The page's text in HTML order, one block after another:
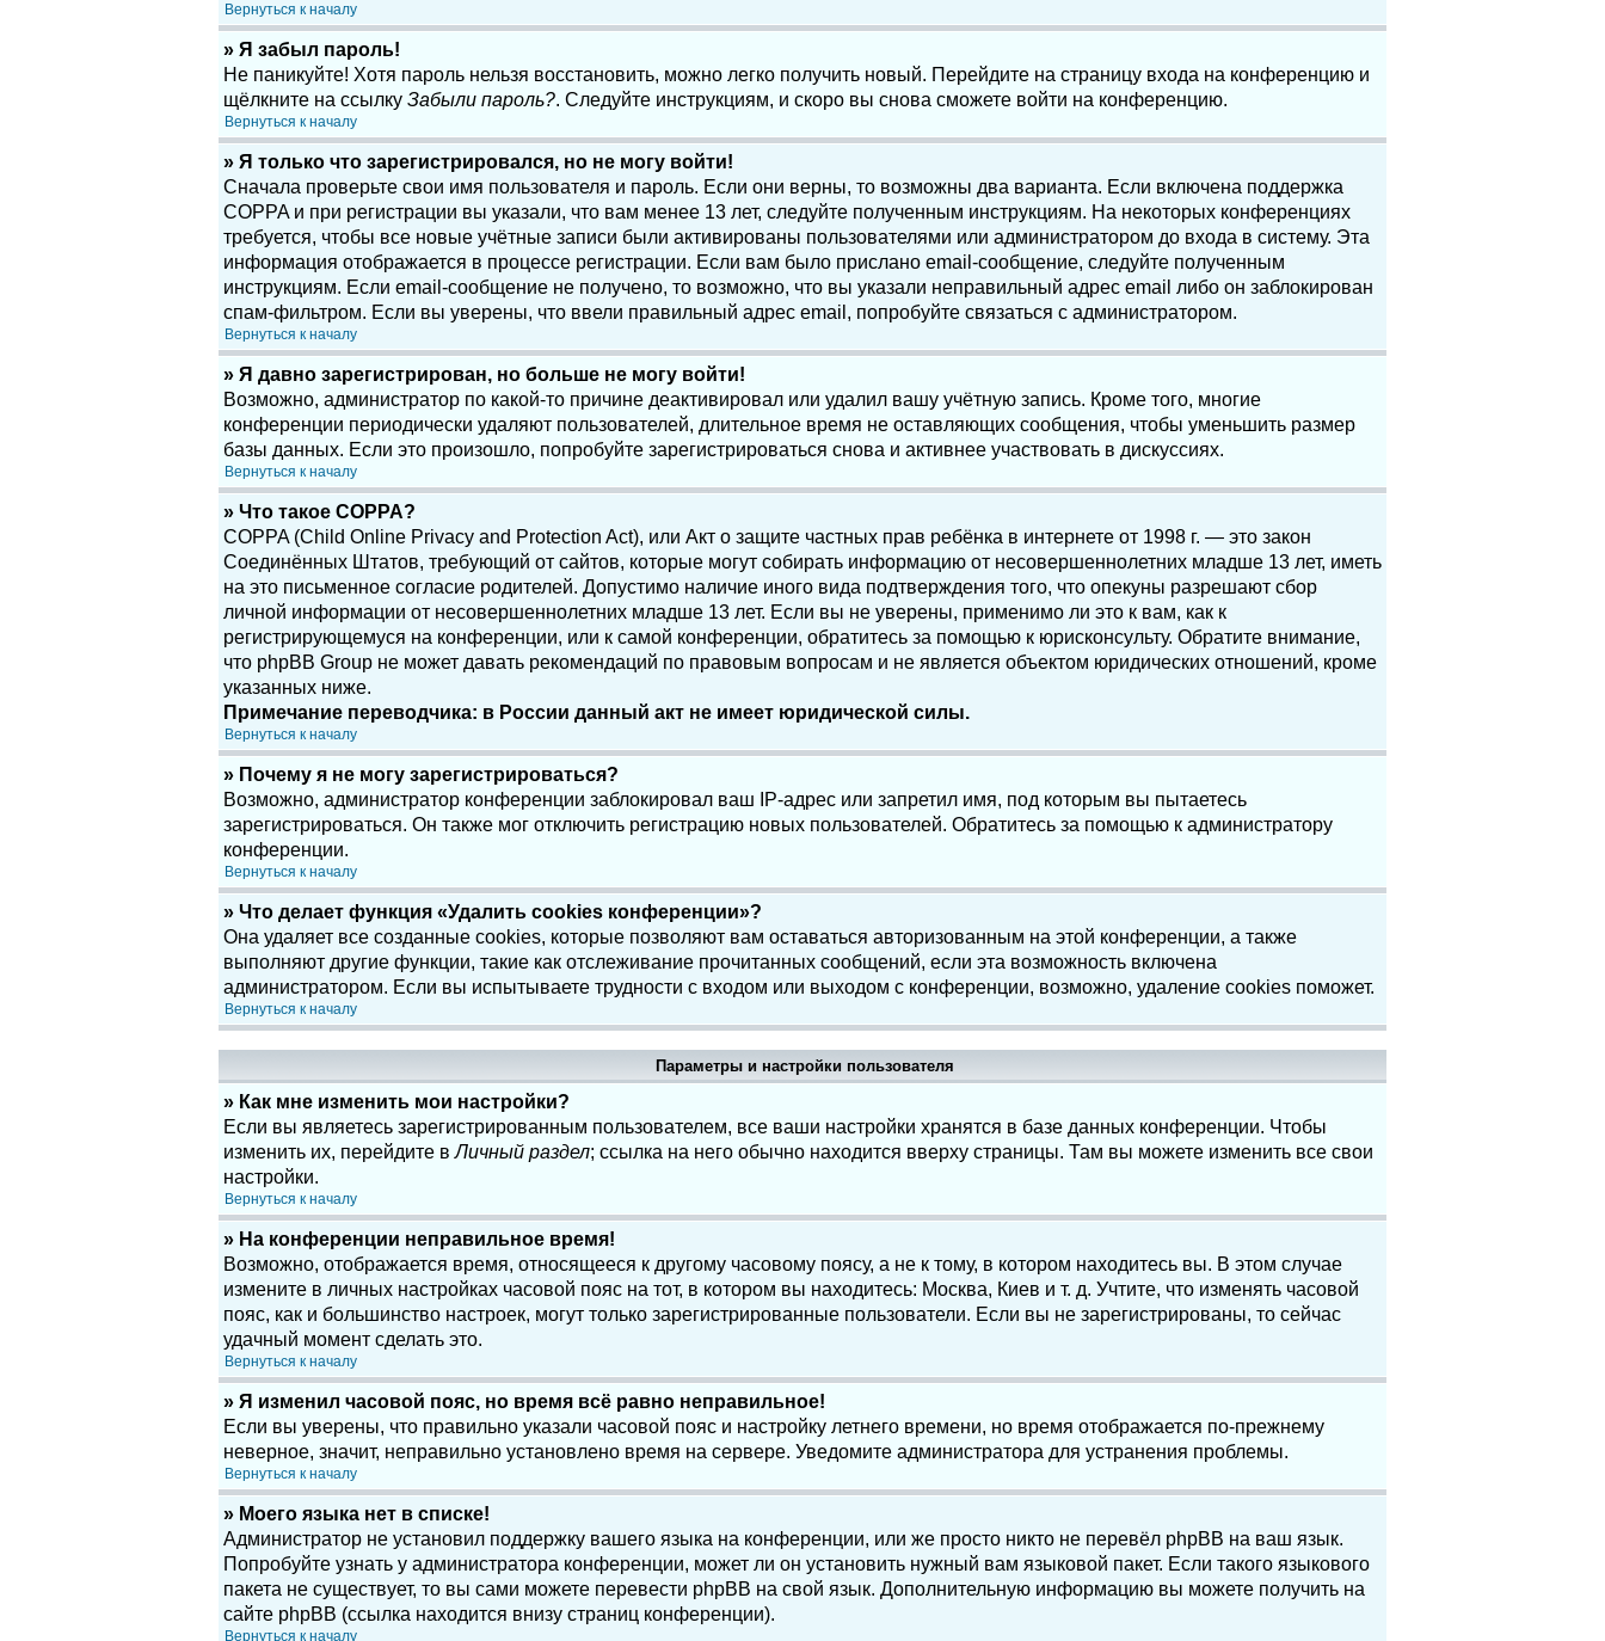
Вернуться к началу
» Я забыл пароль!
Не паникуйте! Хотя пароль нельзя восстановить, можно легко получить новый. Перейдите на страницу входа на конференцию и
щёлкните на ссылку Забыли пароль?. Следуйте инструкциям, и скоро вы снова сможете войти на конференцию.
Вернуться к началу
» Я только что зарегистрировался, но не могу войти!
Сначала проверьте свои имя пользователя и пароль. Если они верны, то возможны два варианта. Если включена поддержка
COPPA и при регистрации вы указали, что вам менее 13 лет, следуйте полученным инструкциям. На некоторых конференциях
требуется, чтобы все новые учётные записи были активированы пользователями или администратором до входа в систему. Эта
информация отображается в процессе регистрации. Если вам было прислано email-сообщение, следуйте полученным
инструкциям. Если email-сообщение не получено, то возможно, что вы указали неправильный адрес email либо он заблокирован
спам-фильтром. Если вы уверены, что ввели правильный адрес email, попробуйте связаться с администратором.
Вернуться к началу
» Я давно зарегистрирован, но больше не могу войти!
Возможно, администратор по какой-то причине деактивировал или удалил вашу учётную запись. Кроме того, многие
конференции периодически удаляют пользователей, длительное время не оставляющих сообщения, чтобы уменьшить размер
базы данных. Если это произошло, попробуйте зарегистрироваться снова и активнее участвовать в дискуссиях.
Вернуться к началу
» Что такое COPPA?
COPPA (Child Online Privacy and Protection Act), или Акт о защите частных прав ребёнка в интернете от 1998 г. — это закон
Соединённых Штатов, требующий от сайтов, которые могут собирать информацию от несовершеннолетних младше 13 лет, иметь
на это письменное согласие родителей. Допустимо наличие иного вида подтверждения того, что опекуны разрешают сбор
личной информации от несовершеннолетних младше 13 лет. Если вы не уверены, применимо ли это к вам, как к
регистрирующемуся на конференции, или к самой конференции, обратитесь за помощью к юрисконсульту. Обратите внимание,
что phpBB Group не может давать рекомендаций по правовым вопросам и не является объектом юридических отношений, кроме
указанных ниже.
Примечание переводчика: в России данный акт не имеет юридической силы.
Вернуться к началу
» Почему я не могу зарегистрироваться?
Возможно, администратор конференции заблокировал ваш IP-адрес или запретил имя, под которым вы пытаетесь
зарегистрироваться. Он также мог отключить регистрацию новых пользователей. Обратитесь за помощью к администратору
конференции.
Вернуться к началу
» Что делает функция «Удалить cookies конференции»?
Она удаляет все созданные cookies, которые позволяют вам оставаться авторизованным на этой конференции, а также
выполняют другие функции, такие как отслеживание прочитанных сообщений, если эта возможность включена
администратором. Если вы испытываете трудности с входом или выходом с конференции, возможно, удаление cookies поможет.
Вернуться к началу
Параметры и настройки пользователя
» Как мне изменить мои настройки?
Если вы являетесь зарегистрированным пользователем, все ваши настройки хранятся в базе данных конференции. Чтобы
изменить их, перейдите вЛичный раздел; ссылка на него обычно находится вверху страницы. Там вы можете изменить все свои
настройки.
Вернуться к началу
» На конференции неправильное время!
Возможно, отображается время, относящееся к другому часовому поясу, а не к тому, в котором находитесь вы. В этом случае
измените в личных настройках часовой пояс на тот, в котором вы находитесь: Москва, Киев и т. д. Учтите, что изменять часовой
пояс, как и большинство настроек, могут только зарегистрированные пользователи. Если вы не зарегистрированы, то сейчас
удачный момент сделать это.
Вернуться к началу
» Я изменил часовой пояс, но время всё равно неправильное!
Если вы уверены, что правильно указали часовой пояс и настройку летнего времени, но время отображается по-прежнему
неверное, значит, неправильно установлено время на сервере. Уведомите администратора для устранения проблемы.
Вернуться к началу
» Моего языка нет в списке!
Администратор не установил поддержку вашего языка на конференции, или же просто никто не перевёл phpBB на ваш язык.
Попробуйте узнать у администратора конференции, может ли он установить нужный вам языковой пакет. Если такого языкового
пакета не существует, то вы сами можете перевести phpBB на свой язык. Дополнительную информацию вы можете получить на
сайте phpBB (ссылка находится внизу страниц конференции).
Вернуться к началу